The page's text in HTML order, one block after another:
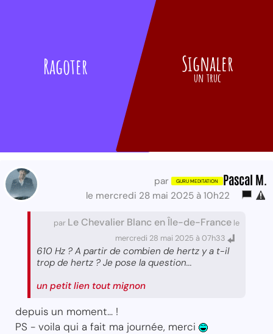
Ragoter Signaler
un truc
par Pascal M.
le mercredi 28 mai 2025 à 10h22
par Le Chevalier Blanc en Île-de-France le
mercredi 28 mai 2025 à 07h33
610 Hz ? A partir de combien de hertz y a t-il
trop de hertz ? Je pose la question...
un petit lien tout mignon
depuis un moment... !
PS - voila qui a fait ma journée, merci